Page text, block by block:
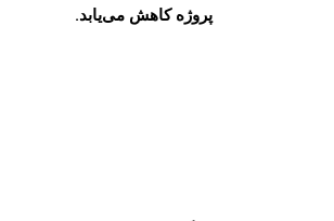
پروژه کاهش می‌یابد.
Manufacturer of Structural &